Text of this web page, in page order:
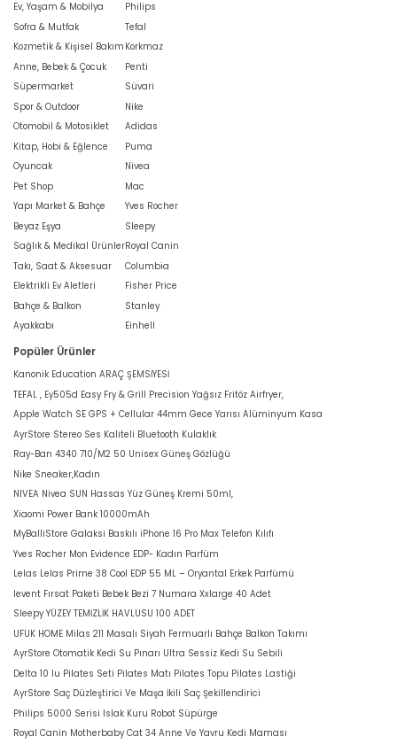
Ev, Yaşam & Mobilya
Sofra & Mutfak
Kozmetik & Kişisel Bakım
Anne, Bebek & Çocuk
Süpermarket
Spor & Outdoor
Otomobil & Motosiklet
Kitap, Hobi & Eğlence
Oyuncak
Pet Shop
Yapı Market & Bahçe
Beyaz Eşya
Sağlık & Medikal Ürünler
Takı, Saat & Aksesuar
Elektrikli Ev Aletleri
Bahçe & Balkon
Ayakkabı
Philips
Tefal
Korkmaz
Penti
Süvari
Nike
Adidas
Puma
Nivea
Mac
Yves Rocher
Sleepy
Royal Canin
Columbia
Fisher Price
Stanley
Einhell
Popüler Ürünler
Kanonik Education ARAÇ ŞEMSİYESİ
TEFAL , Ey505d Easy Fry & Grill Precision Yağsız Fritöz Airfryer,
Apple Watch SE GPS + Cellular 44mm Gece Yarısı Alüminyum Kasa
AyrStore Stereo Ses Kaliteli Bluetooth Kulaklık
Ray-Ban 4340 710/M2 50 Unisex Güneş Gözlüğü
Nike Sneaker,Kadın
NIVEA Nivea SUN Hassas Yüz Güneş Kremi 50ml,
Xiaomi Power Bank 10000mAh
MyBalliStore Galaksi Baskılı iPhone 16 Pro Max Telefon Kılıfı
Yves Rocher Mon Evidence EDP- Kadın Parfüm
Lelas Lelas Prime 38 Cool EDP 55 ML – Oryantal Erkek Parfümü
levent Fırsat Paketi Bebek Bezi 7 Numara Xxlarge 40 Adet
Sleepy YÜZEY TEMİZLİK HAVLUSU 100 ADET
UFUK HOME Milas 211 Masalı Siyah Fermuarlı Bahçe Balkon Takımı
AyrStore Otomatik Kedi Su Pınarı Ultra Sessiz Kedi Su Sebili
Delta 10 lu Pilates Seti Pilates Matı Pilates Topu Pilates Lastiği
AyrStore Saç Düzleştirici Ve Maşa İkili Saç Şekillendirici
Philips 5000 Serisi Islak Kuru Robot Süpürge
Royal Canin Motherbaby Cat 34 Anne Ve Yavru Kedi Maması